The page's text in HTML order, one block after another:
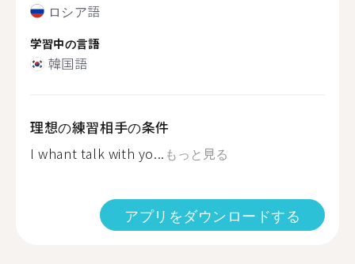
ロシア語
学習中の言語
韓国語
理想の練習相手の条件
I whant talk with yo... もっと見る
アプリをダウンロードする